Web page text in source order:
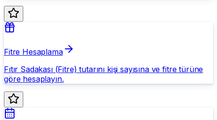
Fitre Hesaplama
Fıtır Sadakası (Fitre) tutarını kişi sayısına ve fitre türüne
göre hesaplayın.